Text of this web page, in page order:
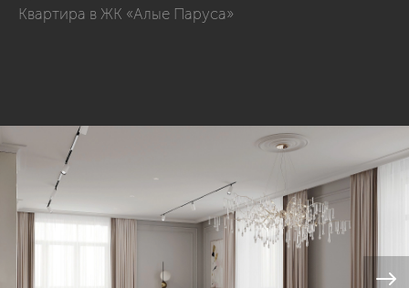
Квартира в ЖК «Алые Паруса»